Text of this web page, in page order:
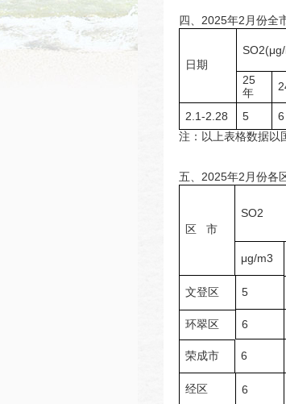
四、2025年2月份全
日期
25
年
2.1-2.28
5 6
注：以上表格数据以
五、2025年2月份各
区 市
SO2
μg/m3
文登区 5
环翠区 6
荣成市 6
经区 6